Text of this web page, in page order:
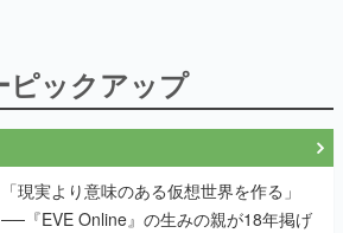
「現実より意味のある仮想世界を作る」
──『EVE Online』の生みの親が18年掲げ
く本気だった